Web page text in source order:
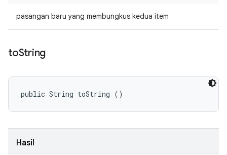
pasangan baru yang membungkus kedua item
toString
public String toString ()
Hasil